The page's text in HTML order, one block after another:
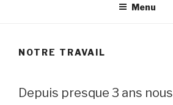
Menu
NOTRE TRAVAIL
Depuis presque 3 ans nous